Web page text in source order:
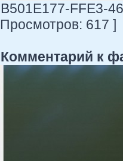
B501E177-FFE3-
Просмотров: 617 ]
Комментарий к